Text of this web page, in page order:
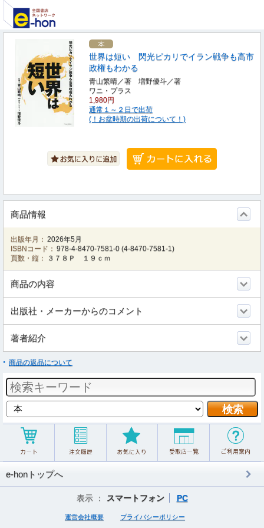
世界は短い 閃光ピカリでイラン戦争も高市
政権もわかる
青山繁晴／著 増野優斗／著
ワニ・プラス
1,980円
通常１～２日で出荷
(！お盆時期の出荷について！)
商品情報
出版年月： 2026年5月
ISBNコード： 978-4-8470-7581-0 (4-8470-7581-1)
頁数・縦：
３７８Ｐ １９ｃｍ
商品の内容
出版社・メーカーからのコメント
著者紹介
商品の返品について
e-honトップへ
表示 ： スマートフォン PC
運営会社概要 プライバシーポリシー